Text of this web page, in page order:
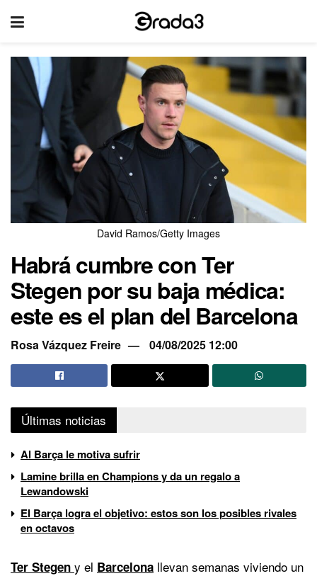
David Ramos/Getty Images
Habrá cumbre con Ter
Stegen por su baja médica:
este es el plan del Barcelona
Rosa Vázquez Freire 04/08/2025 12:00
Últimas noticias
Al Barça le motiva sufrir
Lamine brilla en Champions y da un regalo a
Lewandowski
El Barça logra el objetivo: estos son los posibles rivales
en octavos
Ter Stegen y el Barcelona llevan semanas viviendo un